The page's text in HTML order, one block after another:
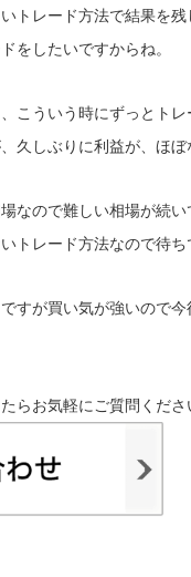
トレード方法で結果を残
をしたいですからね。
こういう時にずっとト
久しぶりに利益が、ほぼ
なので難しい相場が続
トレード方法なので待ち
すが買い気が強いので
らお気軽にご質問くださ